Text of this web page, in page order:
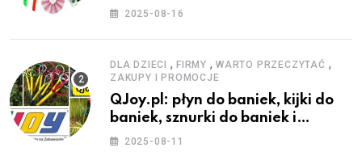
stroje i akcesoria dla animatorów
2025-08-16
DLA DZIECI , FIRMY , WARTO PRZECZYTAĆ ,
ZAKUPY I PROMOCJE
QJoy.pl: płyn do baniek, kijki do
baniek, sznurki do baniek i
zestawy do baniek
2025-08-11